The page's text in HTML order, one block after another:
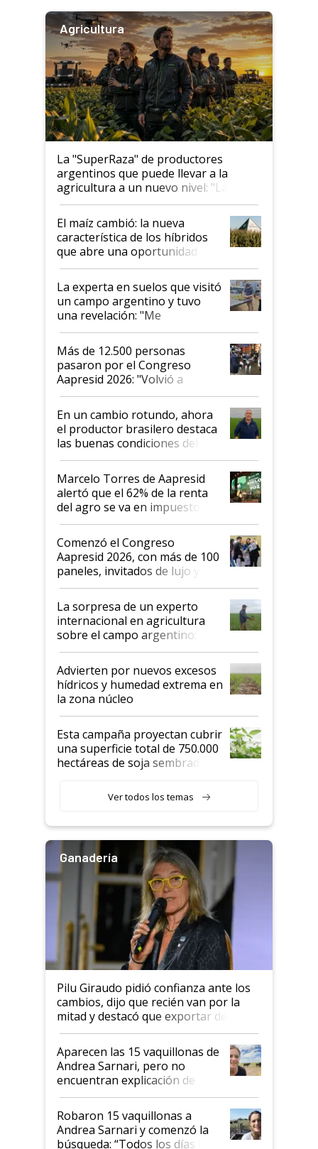
Agricultura
La "SuperRaza" de productores
argentinos que puede llevar a la
agricultura a un nuevo nivel: "Las
posibilidades de crecimiento son
infinitas"
El maíz cambió: la nueva
característica de los híbridos
que abre una oportunidad en
el lote
La experta en suelos que visitó
un campo argentino y tuvo
una revelación: "Me
impresionó mucho"
Más de 12.500 personas
pasaron por el Congreso
Aapresid 2026: "Volvió a
demostrar que hablar del
suelo es hablar de todo el
sistema productivo"
En un cambio rotundo, ahora
el productor brasilero destaca
las buenas condiciones del
agro argentino para invertir:
"Los veo más motivados"
Marcelo Torres de Aapresid
alertó que el 62% de la renta
del agro se va en impuestos:
"No es bueno que en
Argentina se sigan discutiendo
las mismas cosas de hace 50
años"
Comenzó el Congreso
Aapresid 2026, con más de 100
paneles, invitados de lujo y
todas las tendencias
La sorpresa de un experto
internacional en agricultura
sobre el campo argentino:
"Estoy muy impresionado"
Advierten por nuevos excesos
hídricos y humedad extrema en
la zona núcleo
Esta campaña proyectan cubrir
una superficie total de 750.000
hectáreas de soja sembradas
variedades que marcan un
salto tecnológico en genética y
Ver todos los temas
Ganadería
Pilu Giraudo pidió confianza ante los
cambios, dijo que recién van por la
mitad y destacó que exportar dejó de
ser "para unos pocos": "Tenemos un
mandato muy claro del gobierno
nacional"
Aparecen las 15 vaquillonas de
Andrea Sarnari, pero no
encuentran explicación de
cómo llegaron allí
Robaron 15 vaquillonas a
Andrea Sarnari y comenzó la
búsqueda: “Todos los días le